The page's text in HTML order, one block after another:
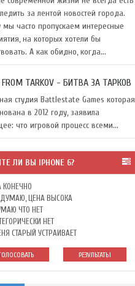
за лентой новостей города.
мы часто пропускаем интересные
на которых хотели бы
А как обидно, когда...
FROM TARKOV - БИТВА ЗА ТАРКОВ
студия Battlestate Games которая
в 2012 году, заявила
что игровой процесс всеми...
ЛИ ВЫ IPHONE 6?
КОНЕЧНО
ЦЕНА ВЫСОКА
ЧТО НЕТ
НЕТ
СТАРЫЙ УСТРАИВАЕТ
РЕЗУЛЬТАТЫ